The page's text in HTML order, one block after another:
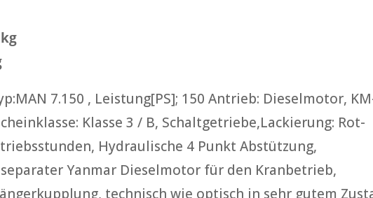
7.150 , Leistung[PS]; 150 Antrieb: Dieselmotor,
Klasse 3 / B, Schaltgetriebe,Lackierung: Rot-
Hydraulische 4 Punkt Abstützung,
Yanmar Dieselmotor für den Kranbetrieb,
technisch wie optisch in sehr gutem